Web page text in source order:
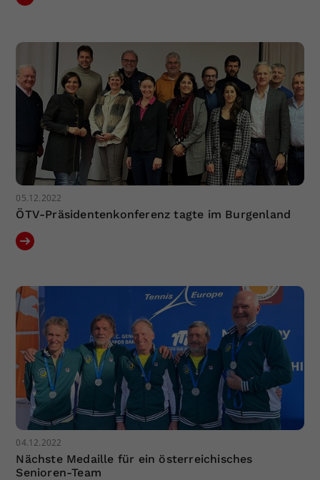
05.12.2022
ÖTV-Präsidentenkonferenz tagte im Burgenland
04.12.2022
Nächste Medaille für ein österreichisches
Senioren-Team